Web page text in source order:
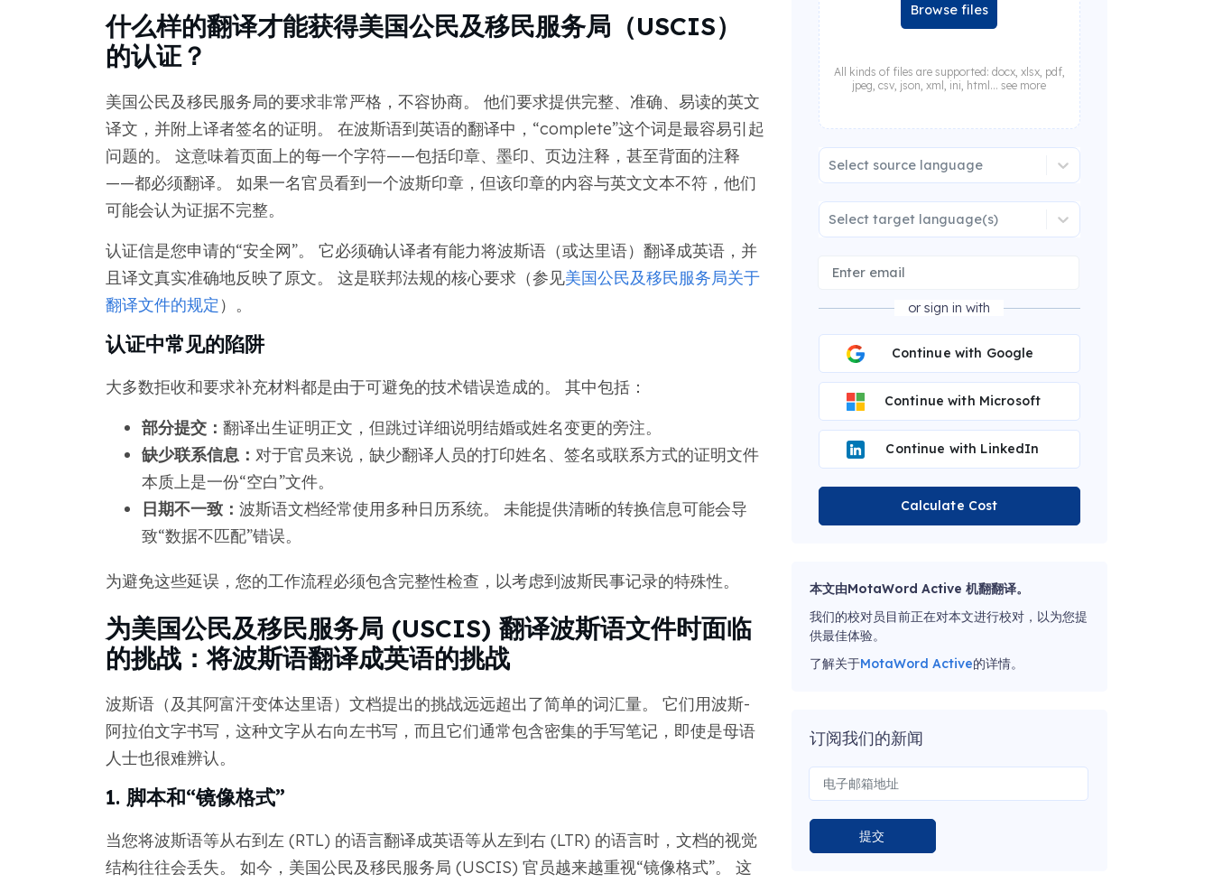
什么样的翻译才能获得美国公民及移民服务局（USCIS）
的认证？
美国公民及移民服务局的要求非常严格，不容协商。 他们要求提供完整、准确、易读的英文
译文，并附上译者签名的证明。 在波斯语到英语的翻译中，“complete”这个词是最容易引起
问题的。 这意味着页面上的每一个字符——包括印章、墨印、页边注释，甚至背面的注释
——都必须翻译。 如果一名官员看到一个波斯印章，但该印章的内容与英文文本不符，他们
可能会认为证据不完整。
认证信是您申请的“安全网”。 它必须确认译者有能力将波斯语（或达里语）翻译成英语，并
且译文真实准确地反映了原文。 这是联邦法规的核心要求（参见美国公民及移民服务局关于
翻译文件的规定 ）。
认证中常见的陷阱
大多数拒收和要求补充材料都是由于可避免的技术错误造成的。 其中包括：
部分提交： 翻译出生证明正文，但跳过详细说明结婚或姓名变更的旁注。
缺少联系信息： 对于官员来说，缺少翻译人员的打印姓名、签名或联系方式的证明文件
本质上是一份“空白”文件。
日期不一致： 波斯语文档经常使用多种日历系统。 未能提供清晰的转换信息可能会导
致“数据不匹配”错误。
为避免这些延误，您的工作流程必须包含完整性检查，以考虑到波斯民事记录的特殊性。
为美国公民及移民服务局 (USCIS) 翻译波斯语文件时面临
的挑战：将波斯语翻译成英语的挑战
波斯语（及其阿富汗变体达里语）文档提出的挑战远远超出了简单的词汇量。 它们用波斯-
阿拉伯文字书写，这种文字从右向左书写，而且它们通常包含密集的手写笔记，即使是母语
人士也很难辨认。
1. 脚本和“镜像格式”
当您将波斯语等从右到左 (RTL) 的语言翻译成英语等从左到右 (LTR) 的语言时，文档的视觉
结构往往会丢失。 如今，美国公民及移民服务局 (USCIS) 官员越来越重视“镜像格式”。 这
Browse files
All kinds of files are supported: docx, xlsx, pdf,
jpeg, csv, json, xml, ini, html... see more
Select source language
Select target language(s)
or sign in with
Continue with Google
Continue with Microsoft
Continue with LinkedIn
Calculate Cost
本文由MotaWord Active 机翻翻译。
我们的校对员目前正在对本文进行校对，以为您提
供最佳体验。
了解关于MotaWord Active的详情。
订阅我们的新闻
提交